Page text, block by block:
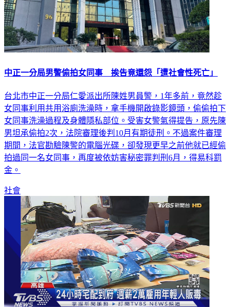
中正一分局男警偷拍女同事 挨告竟還怨「遭社會性死亡」
台北市中正一分局仁愛派出所陳姓男員警，1年多前，竟然趁
女同事利用共用浴廁洗澡時，拿手機開啟錄影鏡頭，偷偷拍下
女同事洗澡過程及身體隱私部位。受害女警氣得提告，原先陳
男坦承偷拍2次，法院審理後判10月有期徒刑。不過案件審理
期間，法官勘驗陳警的電腦光碟，卻發現更早之前他就已經偷
拍過同一名女同事，再度被依妨害秘密罪判刑6月，得易科罰
金。
社會